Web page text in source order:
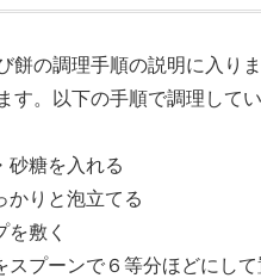
餅の調理手順の説明に入り
す。以下の手順で調理してい
砂糖を入れる
かりと泡立てる
敷く
プーンで６等分ほどにして